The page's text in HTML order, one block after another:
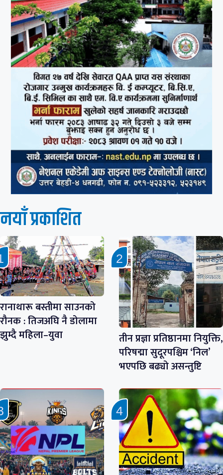
नयाँ प्रकाशित
रानाथारू बस्तीमा साउनको
रौनक : तिजअघि नै डोलामा
झुम्दै महिला–युवा
तीन प्रज्ञा प्रतिष्ठानमा नियुक्ति,
परिषद्मा सुदूरपश्चिम ‘निल’
भएपछि बढ्यो असन्तुष्टि